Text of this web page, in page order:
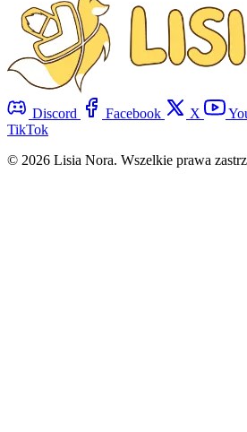
Discord Facebook X
TikTok
© 2026 Lisia Nora. Wszelkie prawa